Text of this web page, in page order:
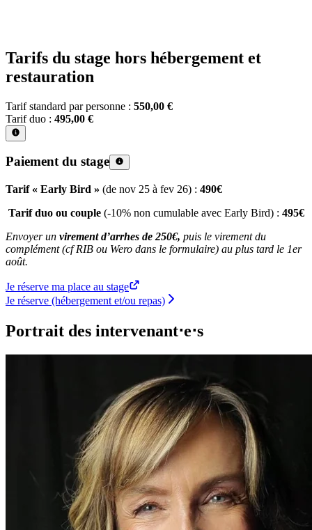
Tarifs du stage hors hébergement et
restauration
Tarif standard par personne : 550,00 €
Tarif duo : 495,00 €
Paiement du stage
Tarif « Early Bird » (de nov 25 à fev 26) : 490€
Tarif duo ou couple (-10% non cumulable avec Early Bird) : 495€
Envoyer un virement d’arrhes de 250€, puis le virement du
complément (cf RIB ou Wero dans le formulaire) au plus tard le 1er
août.
Je réserve ma place au stage
Je réserve (hébergement et/ou repas)
Portrait des intervenant⋅e⋅s